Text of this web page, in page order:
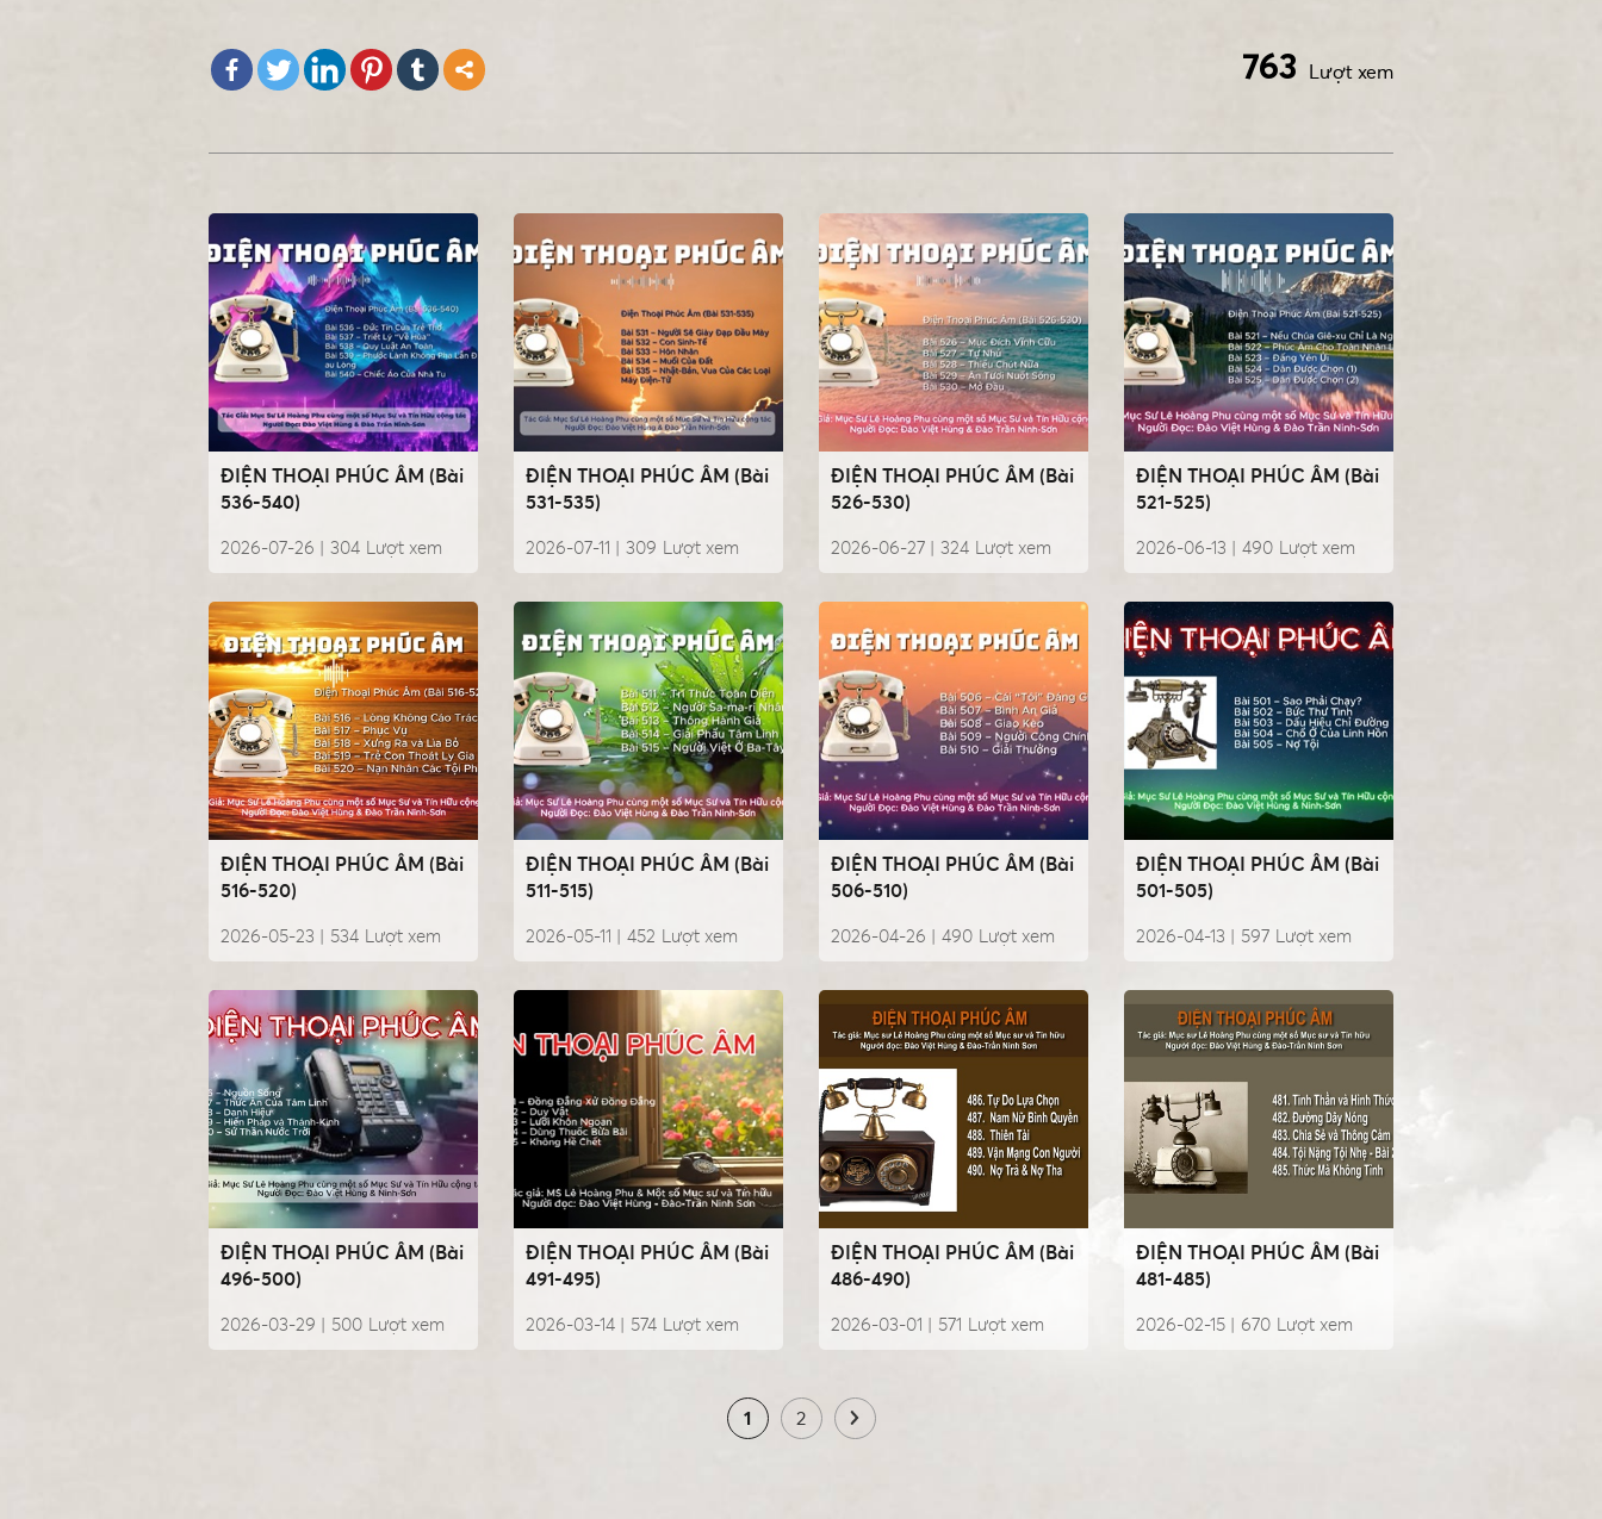
Lượt xem
763
ĐIỆN THOẠI PHÚC ÂM (Bài
536-540)
2026-07-26 | Lượt xem
304
ĐIỆN THOẠI PHÚC ÂM (Bài
531-535)
2026-07-11 | Lượt xem
309
ĐIỆN THOẠI PHÚC ÂM (Bài
526-530)
2026-06-27 | Lượt xem
324
ĐIỆN THOẠI PHÚC ÂM (Bài
521-525)
2026-06-13 | Lượt xem
490
ĐIỆN THOẠI PHÚC ÂM (Bài
516-520)
2026-05-23 | Lượt xem
534
ĐIỆN THOẠI PHÚC ÂM (Bài
511-515)
2026-05-11 | Lượt xem
452
ĐIỆN THOẠI PHÚC ÂM (Bài
506-510)
2026-04-26 | Lượt xem
490
ĐIỆN THOẠI PHÚC ÂM (Bài
501-505)
2026-04-13 | Lượt xem
597
ĐIỆN THOẠI PHÚC ÂM (Bài
496-500)
2026-03-29 | Lượt xem
500
ĐIỆN THOẠI PHÚC ÂM (Bài
491-495)
2026-03-14 | Lượt xem
574
ĐIỆN THOẠI PHÚC ÂM (Bài
486-490)
2026-03-01 | Lượt xem
571
ĐIỆN THOẠI PHÚC ÂM (Bài
481-485)
2026-02-15 | Lượt xem
670
1 2